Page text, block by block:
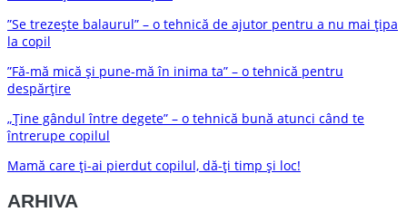
”Se trezește balaurul” – o tehnică de ajutor pentru a nu mai țipa
la copil
”Fă-mă mică și pune-mă în inima ta” – o tehnică pentru
despărțire
„Ține gândul între degete” – o tehnică bună atunci când te
întrerupe copilul
Mamă care ți-ai pierdut copilul, dă-ți timp și loc!
ARHIVA